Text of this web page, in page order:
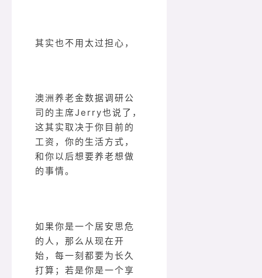
其实也不用太过担心，
澳洲养老金数据调研公
司的主席Jerry也说了，
这其实取决于你目前的
工资，你的生活方式，
和你以后想要养老想做
的事情。
如果你是一个居安思危
的人，那么从现在开
始，每一刻都要为长久
打算；若是你是一个享